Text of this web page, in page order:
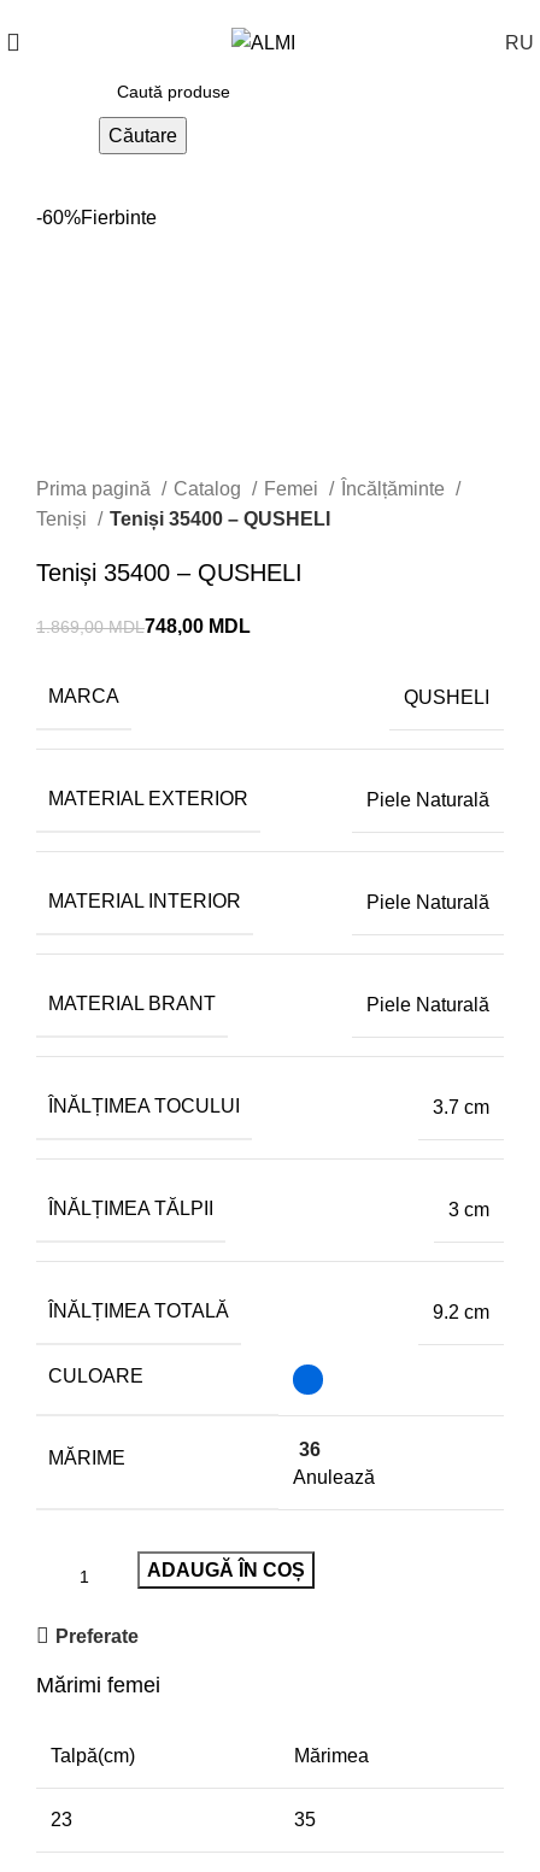
RU
Căutare
-60%Fierbinte
Prima pagină Catalog Femei
Încălțăminte
Teniși
Teniși 35400 – QUSHELI
Teniși 35400 – QUSHELI
1.869,00MDL748,00 MDL
MARCA QUSHELI
MATERIAL EXTERIOR Piele Naturală
MATERIAL INTERIOR Piele Naturală
MATERIAL BRANT Piele Naturală
ÎNĂLȚIMEA TOCULUI 3.7 cm
ÎNĂLȚIMEA TĂLPII 3 cm
ÎNĂLȚIMEA TOTALĂ 9.2 cm
CULOARE
MĂRIME
36
Anulează
ADAUGĂ ÎN COȘ
Preferate
Mărimi femei
Talpă(cm) Mărimea
23 35